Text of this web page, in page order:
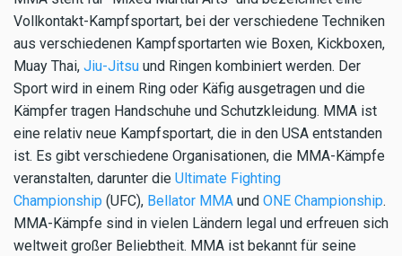
Vollkontakt-Kampfsportart, bei der verschiedene Techniken
aus verschiedenen Kampfsportarten wie Boxen, Kickboxen,
Muay Thai, Jiu-Jitsu und Ringen kombiniert werden. Der
Sport wird in einem Ring oder Käfig ausgetragen und die
Kämpfer tragen Handschuhe und Schutzkleidung. MMA ist
eine relativ neue Kampfsportart, die in den USA entstanden
ist. Es gibt verschiedene Organisationen, die MMA-Kämpfe
veranstalten, darunter die Ultimate Fighting
Championship (UFC), Bellator MMA und ONE Championship.
MMA-Kämpfe sind in vielen Ländern legal und erfreuen sich
weltweit großer Beliebtheit. MMA ist bekannt für seine